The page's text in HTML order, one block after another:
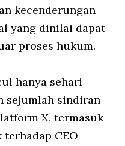
kecenderungan
yang dinilai dapat
proses hukum.
hanya sehari
sejumlah sindiran
X, termasuk
CEO